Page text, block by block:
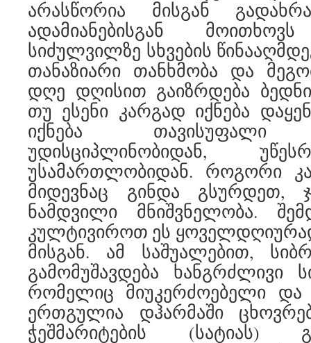
არასწორია მისგან
ადამიანებისგან
სიძულვილზე სხვების
თანაზიარი თანხმობა და
დღე დღისით გაიზრდება
თუ ესენი კარგად იქნება
იქნება თავისუფალი
უდისციპლინობიდან,
უსამართლობიდან. როგორი
მიდევნაც გინდა გსურდეთ,
ნამდვილი მნიშვნელობა.
კულტივიროთ ეს
მისგან. ამ საშუალებით,
გამომუშავდება ხანგრძლივი
რომელიც მიუკერძოებელი და
ერთგულია დჰარმაში
ჭეშმარიტების (სატიას)